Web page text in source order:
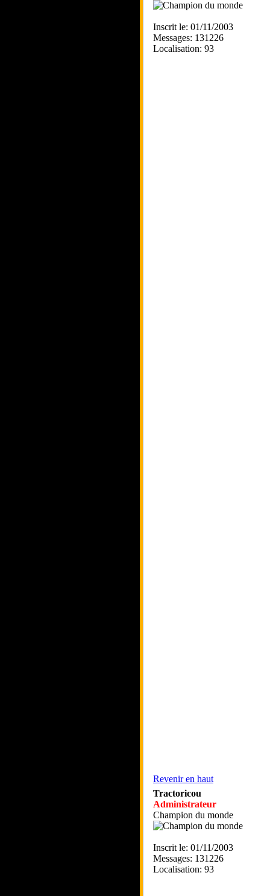
Inscrit le: 01/11/2003
Messages: 131226
Localisation: 93
Revenir en haut
Tractoricou
Administrateur
Champion du monde
Inscrit le: 01/11/2003
Messages: 131226
Localisation: 93